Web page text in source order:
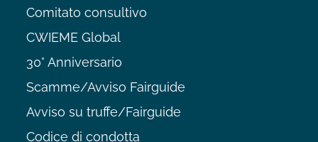
Comitato consultivo
CWIEME Global
30° Anniversario
Scamme/Avviso Fairguide
Avviso su truffe/Fairguide
Codice di condotta